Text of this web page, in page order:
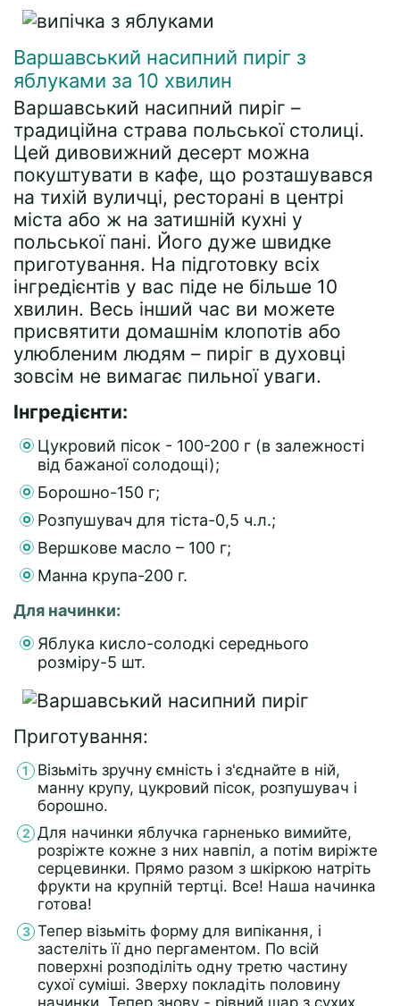
Варшавський насипний пиріг з
яблуками за 10 хвилин
Варшавський насипний пиріг –
традиційна страва польської столиці.
Цей дивовижний десерт можна
покуштувати в кафе, що розташувався
на тихій вуличці, ресторані в центрі
міста або ж на затишній кухні у
польської пані. Його дуже швидке
приготування. На підготовку всіх
інгредієнтів у вас піде не більше 10
хвилин. Весь інший час ви можете
присвятити домашнім клопотів або
улюбленим людям – пиріг в духовці
зовсім не вимагає пильної уваги.
Інгредієнти:
Цукровий пісок - 100-200 г (в залежності
від бажаної солодощі);
Борошно-150 г;
Розпушувач для тіста-0,5 ч.л.;
Вершкове масло – 100 г;
Манна крупа-200 г.
Для начинки:
Яблука кисло-солодкі середнього
розміру-5 шт.
Приготування:
Візьміть зручну ємність і з'єднайте в ній,
манну крупу, цукровий пісок, розпушувач і
борошно.
Для начинки яблучка гарненько вимийте,
розріжте кожне з них навпіл, а потім виріжте
серцевинки. Прямо разом з шкіркою натріть
фрукти на крупній тертці. Все! Наша начинка
готова!
Тепер візьміть форму для випікання, і
застеліть її дно пергаментом. По всій
поверхні розподіліть одну третю частину
сухої суміші. Зверху покладіть половину
начинки. Тепер знову - рівний шар з сухих